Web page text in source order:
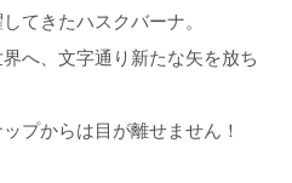
てきたハスクバーナ。
へ、文字通り新たな矢を放ち
プからは目が離せません！